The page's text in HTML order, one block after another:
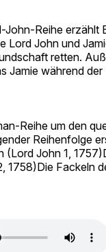
John-Reihe erzählt
Lord John und
retten.
Jamie während
Reihe um den
Reihenfolge
(Lord John 1,
1758)Die Fackeln